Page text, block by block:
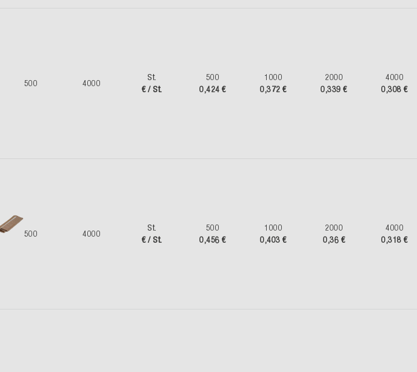
500 4000
St.
€ / St.
500
0,424 €
1000
0,372 €
2000
0,339 €
4000
0,308 €
500 4000
St.
€ / St.
500
0,456 €
1000
0,403 €
2000
0,36 €
4000
0,318 €